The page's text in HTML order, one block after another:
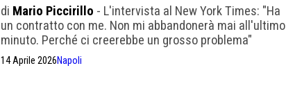
di Mario Piccirillo - L'intervista al New York Times: "Ha
un contratto con me. Non mi abbandonerà mai all'ultimo
minuto. Perché ci creerebbe un grosso problema"
14 Aprile 2026Napoli